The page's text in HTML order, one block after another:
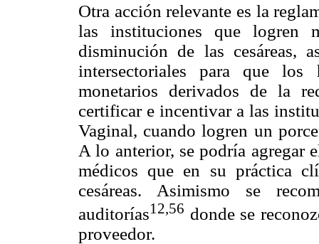
Otra acción relevante es la
las instituciones que logren
disminución de las cesáreas,
intersectoriales para que los
monetarios derivados de la
certificar e incentivar a las
Vaginal, cuando logren un
A lo anterior, se podría agregar
médicos que en su práctica
cesáreas. Asimismo se
auditorías12,56 donde se
proveedor.